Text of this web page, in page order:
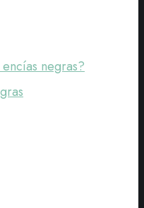
negras?